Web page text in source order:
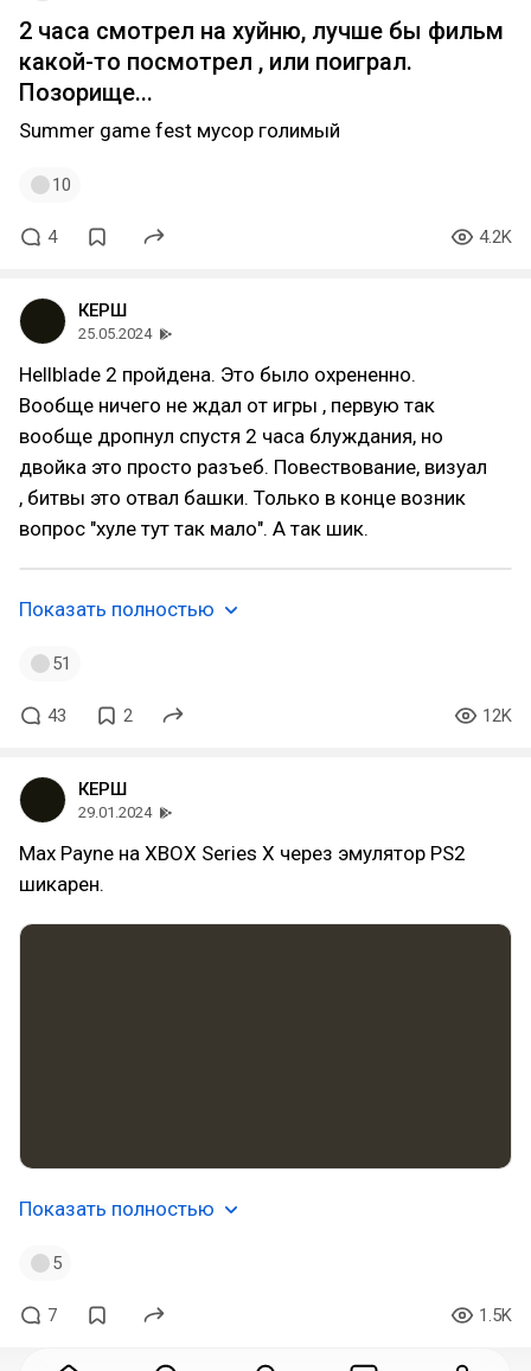
2 часа смотрел на хуйню, лучше бы фильм
какой-то посмотрел , или поиграл.
Позорище...
Summer game fest мусор голимый
10
4 4.2K
КЕРШ
25.05.2024
Hellblade 2 пройдена. Это было охрененно.
Вообще ничего не ждал от игры , первую так
вообще дропнул спустя 2 часа блуждания, но
двойка это просто разъеб. Повествование, визуал
, битвы это отвал башки. Только в конце возник
вопрос "хуле тут так мало". А так шик.
Показать полностью
51
43 2 12K
КЕРШ
29.01.2024
Max Payne на XBOX Series X через эмулятор PS2
шикарен.
Показать полностью
5
7 1.5K